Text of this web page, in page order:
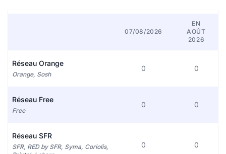
07/08/2026
EN
AOÛT
2026
Réseau Orange
Orange, Sosh
0 0
Réseau Free
Free
0 0
Réseau SFR
SFR, RED by SFR, Syma, Coriolis,
0 0